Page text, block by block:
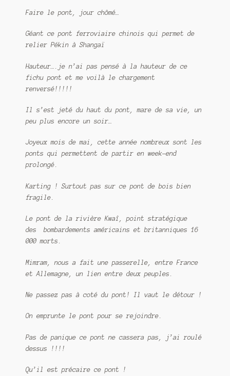
Faire le pont, jour chômé…
Géant ce pont ferroviaire chinois qui permet de
relier Pékin à Shangaï
Hauteur….je n’ai pas pensé à la hauteur de ce
fichu pont et me voilà le chargement
renversé!!!!!
Il s’est jeté du haut du pont, mare de sa vie, un
peu plus encore un soir…
Joyeux mois de mai, cette année nombreux sont les
ponts qui permettent de partir en week-end
prolongé.
Karting ! Surtout pas sur ce pont de bois bien
fragile.
Le pont de la rivière Kwaî, point stratégique
des bombardements américains et britanniques 16
000 morts.
Mimram, nous a fait une passerelle, entre France
et Allemagne, un lien entre deux peuples.
Ne passez pas à coté du pont! Il vaut le détour !
On emprunte le pont pour se rejoindre.
Pas de panique ce pont ne cassera pas, j’ai roulé
dessus !!!!
Qu’il est précaire ce pont !